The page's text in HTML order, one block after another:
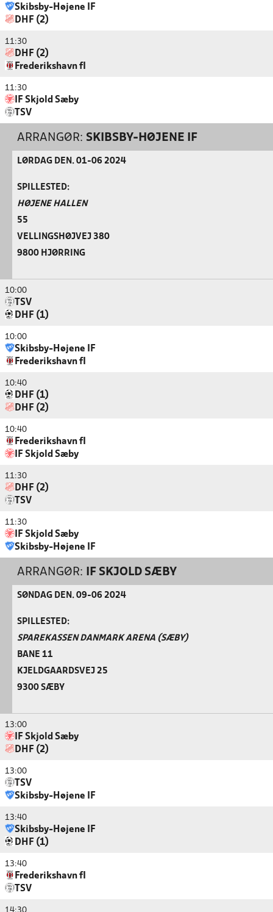
Skibsby-Højene IF
DHF (2)
11:30
DHF (2)
Frederikshavn fI
11:30
IF Skjold Sæby
TSV
ARRANGØR: SKIBSBY-HØJENE IF
LØRDAG DEN. 01-06 2024
SPILLESTED:
HØJENE HALLEN
55
VELLINGSHØJVEJ 380
9800 HJØRRING
10:00
TSV
DHF (1)
10:00
Skibsby-Højene IF
Frederikshavn fI
10:40
DHF (1)
DHF (2)
10:40
Frederikshavn fI
IF Skjold Sæby
11:30
DHF (2)
TSV
11:30
IF Skjold Sæby
Skibsby-Højene IF
ARRANGØR: IF SKJOLD SÆBY
SØNDAG DEN. 09-06 2024
SPILLESTED:
SPAREKASSEN DANMARK ARENA (SÆBY)
BANE 11
KJELDGAARDSVEJ 25
9300 SÆBY
13:00
IF Skjold Sæby
DHF (2)
13:00
TSV
Skibsby-Højene IF
13:40
Skibsby-Højene IF
DHF (1)
13:40
Frederikshavn fI
TSV